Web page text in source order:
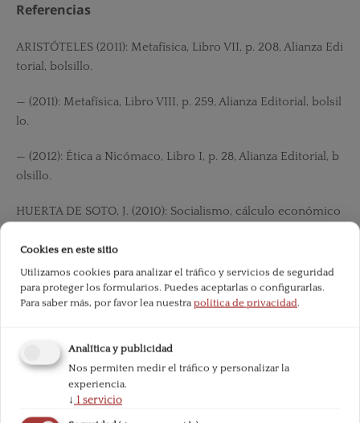
Referencias
ARISTÓTELES (2011): Metafísica, Libro VII, p. 208, Alianza Edi
torial, bolsillo.
— (2011): Metafísica, Libro VIII, p. 259, Alianza Editorial, bolsil
lo.
— (2012): Ética a Nicómaco, Libro I, p. 28, Alianza Editorial, b
olsillo.
HUERTA DE SOTO, J. (2010): Socialismo, cálculo económico
MISES, L. VON (2011): La acción Humana, p. 17, Madrid: Unió
n Edi - torial.
— (2013): Problemas epistemológicos de la economía, p. 13,
Madrid: Unión Editorial.
Cookies en este sitio
Utilizamos cookies para analizar el tráfico y servicios de seguridad
para proteger los formularios. Puedes aceptarlas o configurarlas.
Para saber más, por favor lea nuestra política de privacidad.
Analítica y publicidad
Nos permiten medir el tráfico y personalizar la
experiencia.
↓ 1servicio